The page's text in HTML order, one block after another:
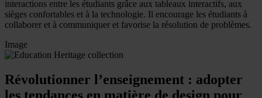
interactions entre les étudiants grâce aux tableaux interactifs, aux
sièges confortables et à la technologie. Il encourage les étudiants à
collaborer et à communiquer et favorise la résolution de problèmes.
Image
Révolutionner l’enseignement : adopter